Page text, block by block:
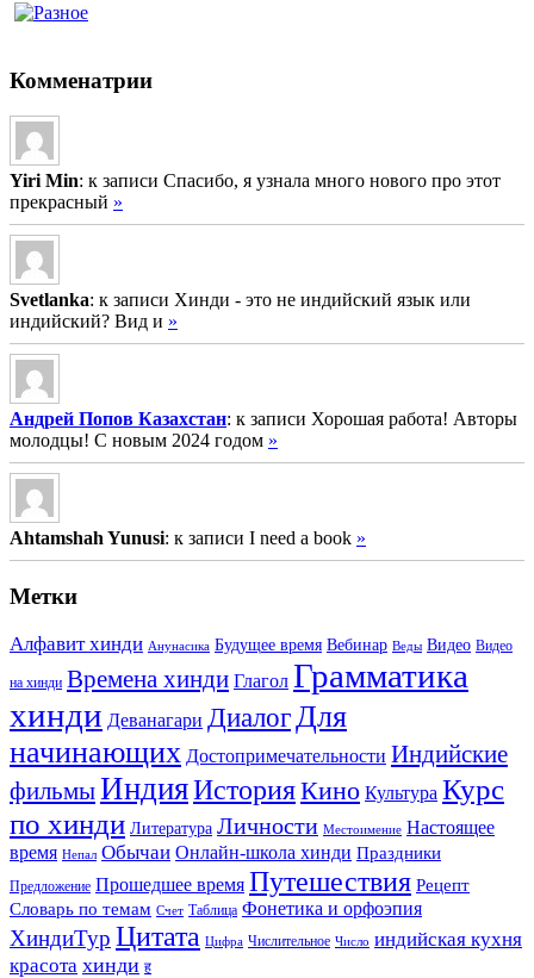
Комменатрии
Yiri Min: к записи Спасибо, я узнала много нового про этот
прекрасный »
Svetlanka: к записи Хинди - это не индийский язык или
индийский? Вид и »
Андрей Попов Казахстан: к записи Хорошая работа! Авторы
молодцы! С новым 2024 годом »
Ahtamshah Yunusi: к записи I need a book »
Метки
Алфавит хинди Анунасика Будущее время Вебинар Веды Видео Видео
на хинди Времена хинди Глагол Грамматика
хинди Деванагари Диалог Для
начинающих Достопримечательности Индийские
фильмыИндияИсторияКино Культура Курс
по хинди Литература Личности Местоимение Настоящее
время Непал Обычаи Онлайн-школа хинди Праздники
Предложение Прошедшее время Путешествия Рецепт
Словарь по темам Счет Таблица Фонетика и орфоэпия
ХиндиТур Цитата Цифра Числительное Число индийская кухня
красота хинди ह